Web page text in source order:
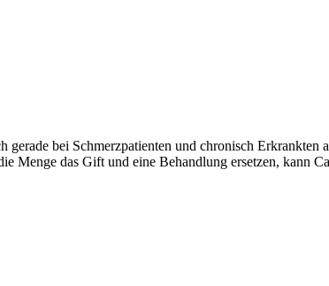
bei Schmerzpatienten und chronisch
Menge das Gift und eine Behandlung ersetzen, kann